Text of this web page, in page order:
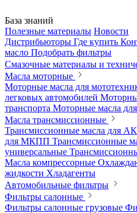
База знаний
Полезные материалы Новости
Дистрибьюторы Где купить
масло Подобрать фильтры
Смазочные материалы и
Масла моторные
Моторные масла для
легковых автомобилей
транспорта Моторные масла для
Масла трансмиссионные
Трансмиссионные масла для
для МКПП Трансмиссионные
универсальные
Масла компрессорные
жидкости Хладагенты
Автомобильные фильтры
Фильтры салонные
Фильтры салонные грузовые